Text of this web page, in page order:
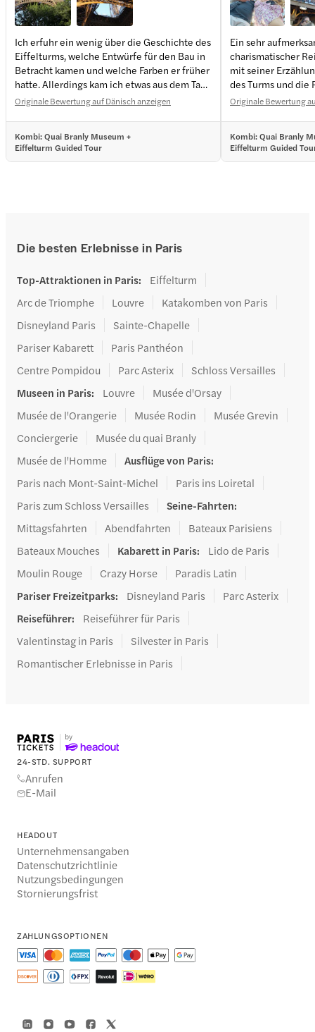
Ich erfuhr ein wenig über die Geschichte des
Eiffelturms, welche Entwürfe für den Bau in
Betracht kamen und welche Farben er früher
hatte. Allerdings kam ich etwas aus dem Takt
mit der Gruppe, da mir nicht bewusst war,
davon entfernt – aber wir haben es
geschafft. Es war schön, dass wir viel Zeit für
Originale Bewertung auf Dänisch anzeigen
Kombi: Quai Branly Museum +
Eiffelturm Guided Tour
Ein sehr
charismatischer
mit seiner
des Turms und die
in seinen Bann
Originale Bewertung
Kombi: Quai Branly
Eiffelturm Guided
Die besten Erlebnisse in Paris
Top-Attraktionen in Paris:
Eiffelturm
Arc de Triomphe
Louvre
Katakomben von Paris
Disneyland Paris
Sainte-Chapelle
Pariser Kabarett
Paris Panthéon
Centre Pompidou
Parc Asterix
Schloss Versailles
Museen in Paris: Louvre
Musée d'Orsay
Musée de l'Orangerie
Musée Rodin
Musée Grevin
Conciergerie
Musée du quai Branly
Musée de l'Homme
Ausflüge von Paris:
Paris nach Mont-Saint-Michel
Paris ins Loiretal
Paris zum Schloss Versailles
Seine-Fahrten:
Mittagsfahrten
Abendfahrten
Bateaux Parisiens
Bateaux Mouches
Kabarett in Paris:
Lido de Paris
Moulin Rouge
Crazy Horse
Paradis Latin
Pariser Freizeitparks: Disneyland Paris
Parc Asterix
Reiseführer:
Reiseführer für Paris
Valentinstag in Paris
Silvester in Paris
Romantischer Erlebnisse in Paris
24-STD. SUPPORT
Anrufen
E-Mail
HEADOUT
Unternehmensangaben
Datenschutzrichtlinie
Nutzungsbedingungen
Stornierungsfrist
ZAHLUNGSOPTIONEN